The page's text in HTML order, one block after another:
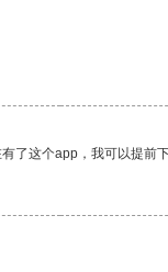
了这个app，我可以提前